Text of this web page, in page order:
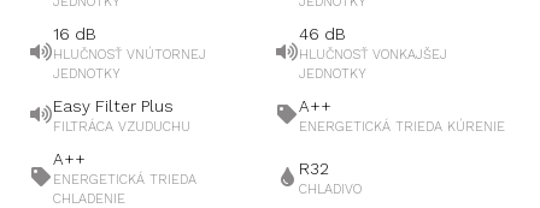
16 dB
HLUČNOSŤ VNÚTORNEJ
JEDNOTKY
46 dB
HLUČNOSŤ VONKAJŠEJ
JEDNOTKY
Easy Filter Plus
FILTRÁCA VZUDUCHU
A++
ENERGETICKÁ TRIEDA KÚRENIE
A++
ENERGETICKÁ TRIEDA
CHLADENIE
R32
CHLADIVO